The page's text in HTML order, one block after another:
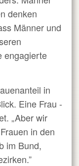
denken
Männer und
engagierte
in
Eine Frau -
„Aber wir
in den
im Bund,